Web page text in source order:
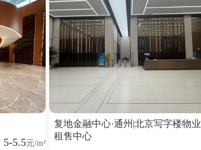
5-5.5元/m²
复地金融中心·通州|北京写字楼物业
租售中心